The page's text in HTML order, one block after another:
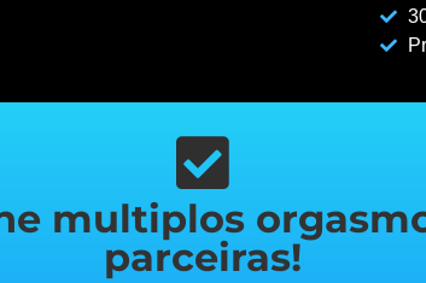
multiplos
parceiras!